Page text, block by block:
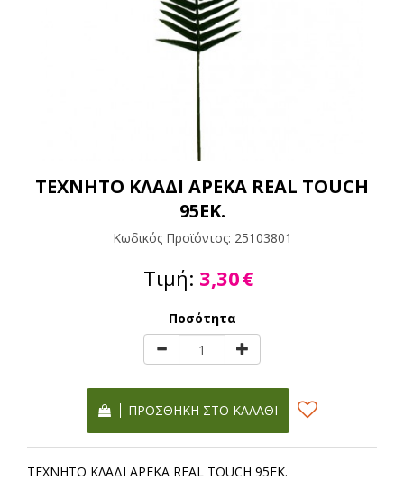
ΤΕΧΝΗΤΟ ΚΛΑΔΙ ΑΡΕΚΑ REAL TOUCH
95ΕΚ.
Κωδικός Προϊόντος: 25103801
Τιμή: 3,30€
Ποσότητα
ΠΡΟΣΘΉΚΗ ΣΤΟ ΚΑΛΆΘΙ
ΤΕΧΝΗΤΟ ΚΛΑΔΙ ΑΡΕΚΑ REAL TOUCH 95ΕΚ.